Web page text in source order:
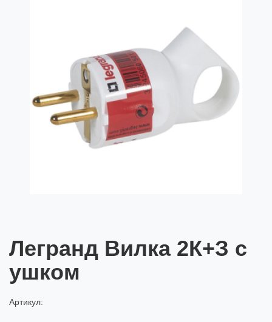
Легранд Вилка 2К+З с
ушком
Артикул: